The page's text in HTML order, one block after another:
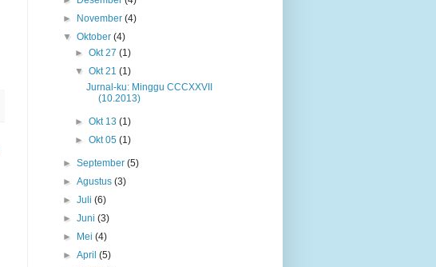
►
November(4)
▼Oktober(4)
► Okt 27 (1)
▼ Okt 21 (1)
Jurnal-ku: Minggu CCCXXVII
(10.2013)
► Okt 13 (1)
► Okt 05 (1)
►September(5)
►Agustus(3)
►Juli(6)
►Juni(3)
►
Mei(4)
►April(5)